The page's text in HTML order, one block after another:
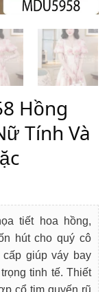
Hồng
Tính Và
tiết hoa hồng,
hút cho quý cô
giúp váy bay
tinh tế. Thiết
cổ tim quyến rũ